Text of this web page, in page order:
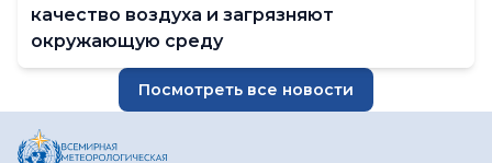
качество воздуха и загрязняют
окружающую среду
Посмотреть все новости